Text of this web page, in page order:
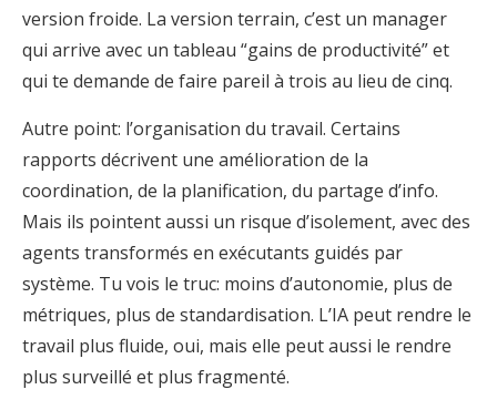
version froide. La version terrain, c’est un manager
qui arrive avec un tableau “gains de productivité” et
qui te demande de faire pareil à trois au lieu de cinq.
Autre point: l’organisation du travail. Certains
rapports décrivent une amélioration de la
coordination, de la planification, du partage d’info.
Mais ils pointent aussi un risque d’isolement, avec des
agents transformés en exécutants guidés par
système. Tu vois le truc: moins d’autonomie, plus de
métriques, plus de standardisation. L’IA peut rendre le
travail plus fluide, oui, mais elle peut aussi le rendre
plus surveillé et plus fragmenté.